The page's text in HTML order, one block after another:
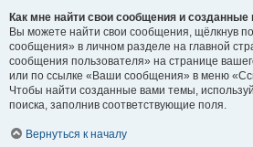
Как мне найти свои сообщения и
Вы можете найти свои сообщения, щёлкнув
сообщения» в личном разделе на главной
сообщения пользователя» на странице
или по ссылке «Ваши сообщения» в меню
Чтобы найти созданные вами темы,
поиска, заполнив соответствующие поля.
Вернуться к началу